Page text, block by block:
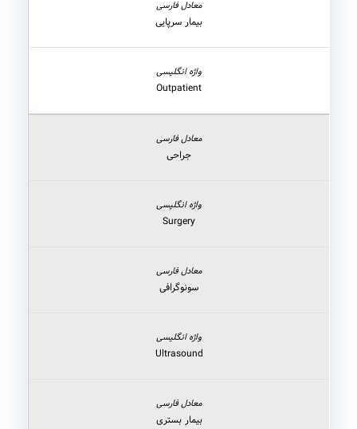
بیمار سرپایی
Outpatient
جراحی
Surgery
سونوگرافی
Ultrasound
بیمار بستری